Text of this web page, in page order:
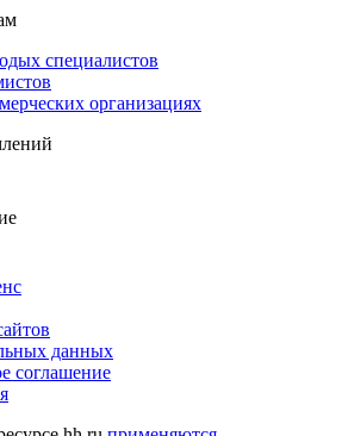
специалистов
организациях
данных
соглашение